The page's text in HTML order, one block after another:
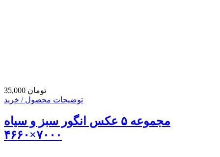
35,000 تومان
توضیحات محصول / خرید
مجموعه ۵ عکس انگور سبز و سیاه
۷۰۰۰×۴۶۶۰